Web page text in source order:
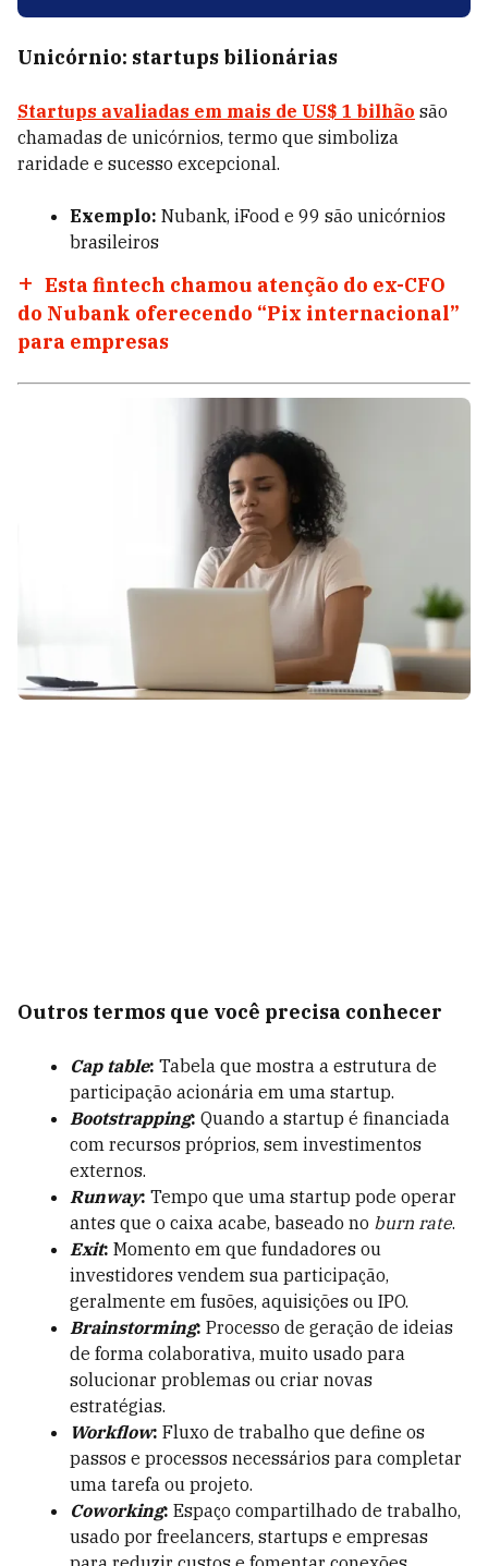
Unicórnio: startups bilionárias
Startups avaliadas em mais de US$ 1 bilhão são
chamadas de unicórnios, termo que simboliza
raridade e sucesso excepcional.
Exemplo: Nubank, iFood e 99 são unicórnios
brasileiros
Esta fintech chamou atenção do ex-CFO
do Nubank oferecendo “Pix internacional”
para empresas
Outros termos que você precisa conhecer
Cap table: Tabela que mostra a estrutura de
participação acionária em uma startup.
Bootstrapping: Quando a startup é financiada
com recursos próprios, sem investimentos
externos.
Runway: Tempo que uma startup pode operar
antes que o caixa acabe, baseado no burn rate.
Exit: Momento em que fundadores ou
investidores vendem sua participação,
geralmente em fusões, aquisições ou IPO.
Brainstorming: Processo de geração de ideias
de forma colaborativa, muito usado para
solucionar problemas ou criar novas
estratégias.
Workflow: Fluxo de trabalho que define os
passos e processos necessários para completar
uma tarefa ou projeto.
Coworking: Espaço compartilhado de trabalho,
usado por freelancers, startups e empresas